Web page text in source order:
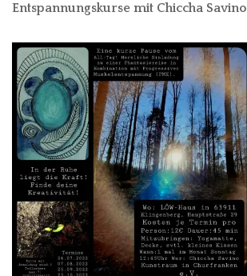
Entspannungskurse mit Chiccha Savino